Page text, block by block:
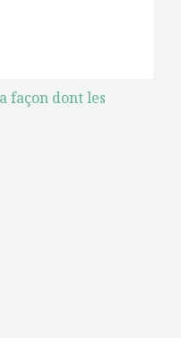
façon dont les